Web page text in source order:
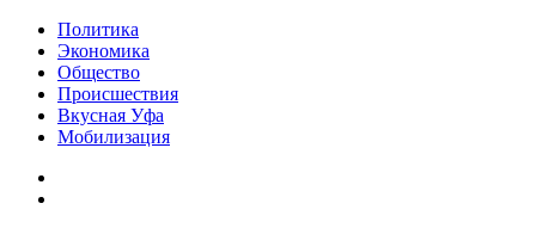
Политика
Экономика
Общество
Происшествия
Вкусная Уфа
Мобилизация